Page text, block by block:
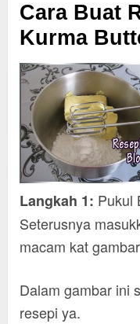
Cara Buat
Kurma
Langkah 1: Pukul
Seterusnya
macam kat
Dalam gambar ini
resepi ya.